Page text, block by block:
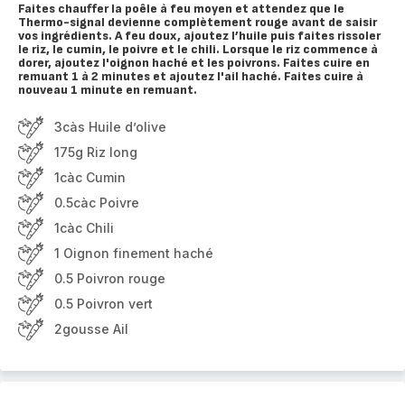
Faites chauffer la poêle à feu moyen et attendez que le
Thermo-signal devienne complètement rouge avant de saisir
vos ingrédients. A feu doux, ajoutez l’huile puis faites rissoler
le riz, le cumin, le poivre et le chili. Lorsque le riz commence à
dorer, ajoutez l'oignon haché et les poivrons. Faites cuire en
remuant 1 à 2 minutes et ajoutez l'ail haché. Faites cuire à
nouveau 1 minute en remuant.
3càs Huile d’olive
175g Riz long
1càc Cumin
0.5càc Poivre
1càc Chili
1 Oignon finement haché
0.5 Poivron rouge
0.5 Poivron vert
2gousse Ail